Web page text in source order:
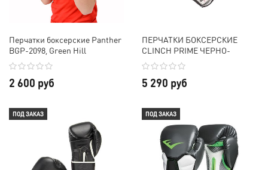
Перчатки боксерские Panther
BGP-2098, Green Hill
2 600 руб
ПЕРЧАТКИ БОКСЕРСКИЕ
CLINCH PRIME ЧЕРНО-
СЕРЕБРИСТЫЕ
5 290 руб
ПОД ЗАКАЗ ПОД ЗАКАЗ